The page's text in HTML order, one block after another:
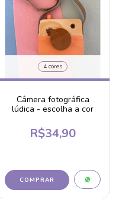
4 cores
Câmera fotográfica
lúdica - escolha a cor
R$34,90
COMPRAR